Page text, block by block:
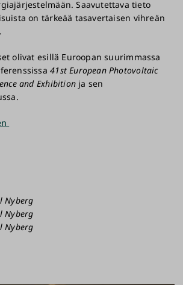
Saavutettava tieto
on tärkeää tasavertaisen vihreän
olivat esillä Euroopan suurimmassa
41st European Photovoltaic
and Exhibitionja sen
Nyberg
Nyberg
Nyberg